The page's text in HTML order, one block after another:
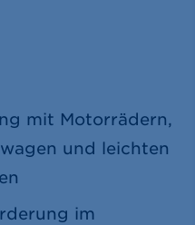
mit Motorrädern,
und leichten
im